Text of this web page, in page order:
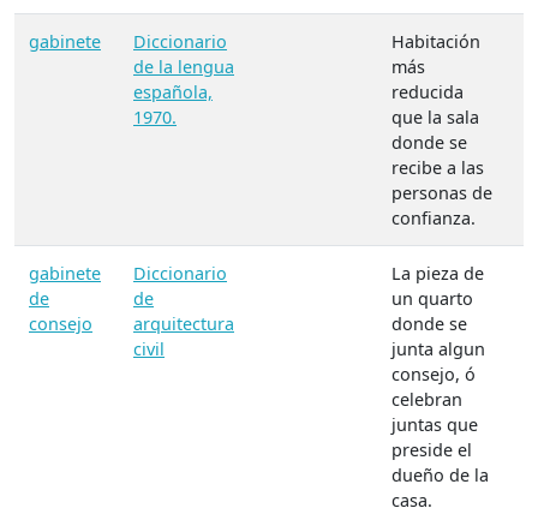
gabinete
Diccionario
de la lengua
española,
1970.
Habitación
más
reducida
que la sala
donde se
recibe a las
personas de
confianza.
gabinete
de
consejo
Diccionario
de
arquitectura
civil
La pieza de
un quarto
donde se
junta algun
consejo, ó
celebran
juntas que
preside el
dueño de la
casa.